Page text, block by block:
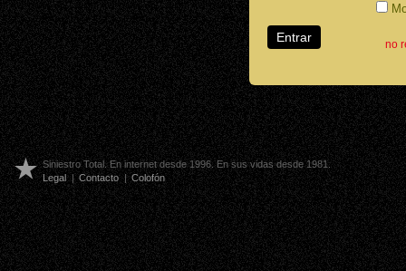
no
Siniestro Total. En internet desde 1996. En sus vidas desde 1981.
Legal | Contacto | Colofón